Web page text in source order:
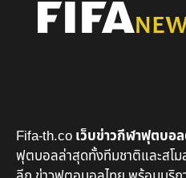
Fifa-th.coเว็บข่าวกีฬาฟุตบอ
ฟุตบอลล่าสุดทั้งทีมชาติและสโม